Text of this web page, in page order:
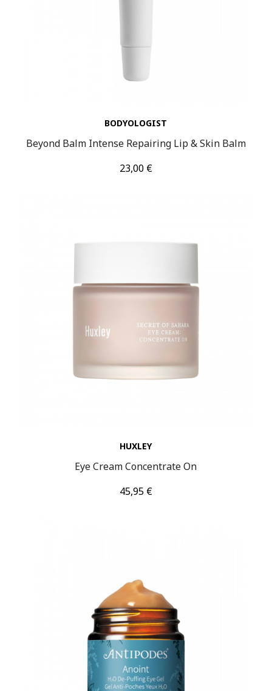
BODYOLOGIST
Beyond Balm Intense Repairing Lip & Skin Balm
Τιμή
23,00 €
HUXLEY
Eye Cream Concentrate On
Τιμή
45,95 €